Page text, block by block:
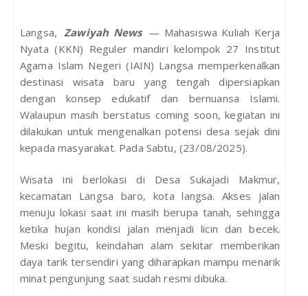
Langsa, Zawiyah News — Mahasiswa Kuliah Kerja
Nyata (KKN) Reguler mandiri kelompok 27 Institut
Agama Islam Negeri (IAIN) Langsa memperkenalkan
destinasi wisata baru yang tengah dipersiapkan
dengan konsep edukatif dan bernuansa Islami.
Walaupun masih berstatus coming soon, kegiatan ini
dilakukan untuk mengenalkan potensi desa sejak dini
kepada masyarakat. Pada Sabtu, (23/08/2025).
Wisata ini berlokasi di Desa Sukajadi Makmur,
kecamatan Langsa baro, kota langsa. Akses jalan
menuju lokasi saat ini masih berupa tanah, sehingga
ketika hujan kondisi jalan menjadi licin dan becek.
Meski begitu, keindahan alam sekitar memberikan
daya tarik tersendiri yang diharapkan mampu menarik
minat pengunjung saat sudah resmi dibuka.